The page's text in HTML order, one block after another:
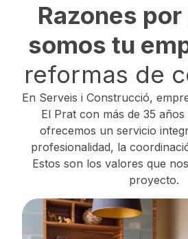
Razones
somos tu
reformas de
En Serveis i Construcció,
El Prat con más de 35
ofrecemos un servicio
profesionalidad, la
Estos son los valores que
proyecto.